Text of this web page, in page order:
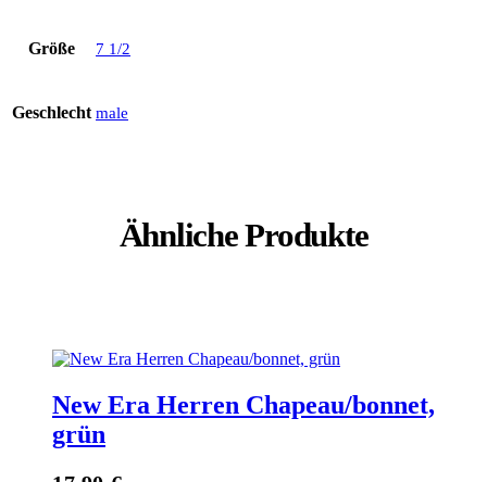
Größe 7 1/2
Geschlecht male
Ähnliche Produkte
New Era Herren Chapeau/bonnet,
grün